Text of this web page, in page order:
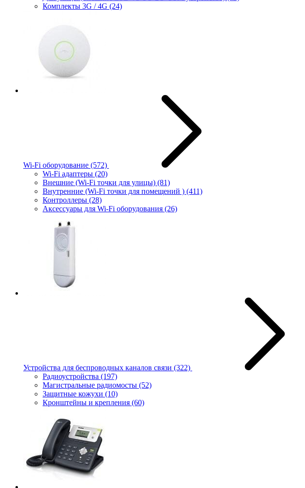
Комплекты 3G / 4G (24)
Wi-Fi оборудование (572)
Wi-Fi адаптеры (20)
Внешние (Wi-Fi точки для улицы) (81)
Внутренние (Wi-Fi точки для помещений ) (411)
Контроллеры (28)
Аксессуары для Wi-Fi оборудования (26)
Устройства для беспроводных каналов связи (322)
Радиоустройства (197)
Магистральные радиомосты (52)
Защитные кожухи (10)
Кронштейны и крепления (60)